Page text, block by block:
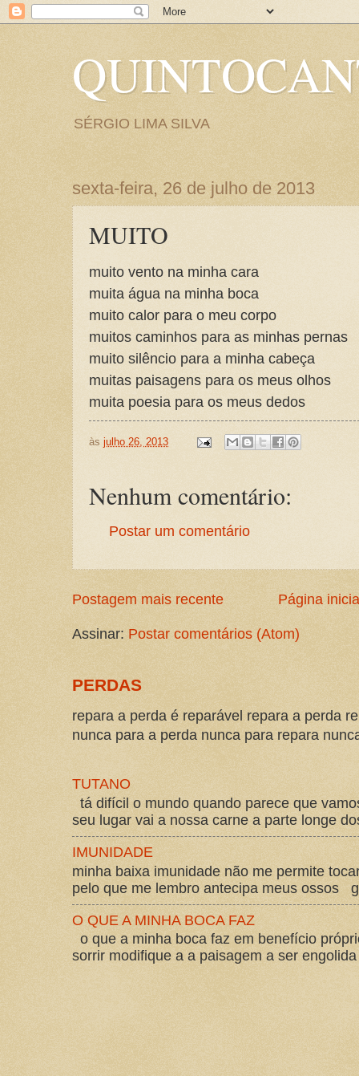
SÉRGIO LIMA SILVA
sexta-feira, 26 de julho de 2013
MUITO
muito vento na minha cara
muita água na minha boca
muito calor para o meu corpo
muitos caminhos para as minhas pernas
muito silêncio para a minha cabeça
muitas paisagens para os meus olhos
muita poesia para os meus dedos
às julho 26, 2013
Nenhum comentário:
Postar um comentário
Postagem mais recente Página
Assinar: Postar comentários (Atom)
PERDAS
repara a perda é reparável repara a perda
nunca para a perda nunca para repara
TUTANO
tá difícil o mundo quando parece que
seu lugar vai a nossa carne a parte longe
IMUNIDADE
minha baixa imunidade não me permite
pelo que me lembro antecipa meus ossos
O QUE A MINHA BOCA FAZ
o que a minha boca faz em benefício
sorrir modifique a a paisagem a ser